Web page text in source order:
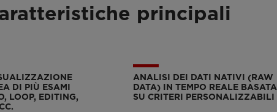
principali
DI PIÙ ESAMI
LOOP, EDITING,
ANALISI DEI DATI NATIVI (RAW
DATA) IN TEMPO REALE BASATA
SU CRITERI PERSONALIZZABILI